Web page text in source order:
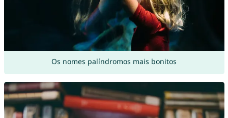
Os nomes palíndromos mais bonitos